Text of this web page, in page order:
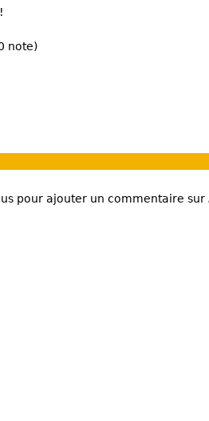
note)
pour ajouter un commentaire sur